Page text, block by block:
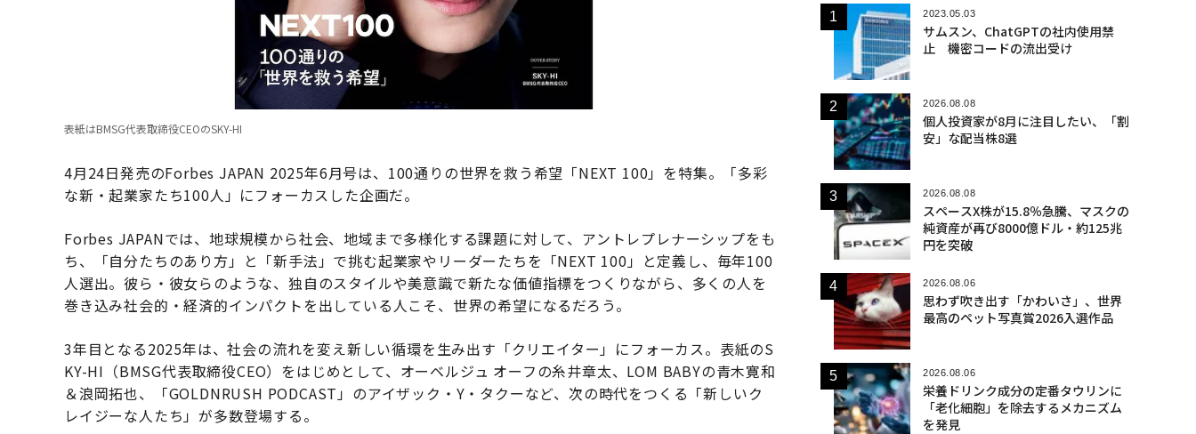
表紙はBMSG代表取締役CEOのSKY-HI
4月24日発売のForbes JAPAN 2025年6月号は、100通りの世界を救う希望「NEXT 100」を特集。「多彩
な新・起業家たち100人」にフォーカスした企画だ。
Forbes JAPANでは、地球規模から社会、地域まで多様化する課題に対して、アントレプレナーシップをも
ち、「自分たちのあり方」と「新手法」で挑む起業家やリーダーたちを「NEXT 100」と定義し、毎年100
人選出。彼ら・彼女らのような、独自のスタイルや美意識で新たな価値指標をつくりながら、多くの人を
巻き込み社会的・経済的インパクトを出している人こそ、世界の希望になるだろう。
3年目となる2025年は、社会の流れを変え新しい循環を生み出す「クリエイター」にフォーカス。表紙のS
KY-HI（BMSG代表取締役CEO）をはじめとして、オーベルジュ オーフの糸井章太、LOM BABYの青木寛和
＆浪岡拓也、「GOLDNRUSH PODCAST」のアイザック・Y・タクーなど、次の時代をつくる「新しいク
レイジーな人たち」が多数登場する。
2023.05.03
サムスン、ChatGPTの社内使用禁
止 機密コードの流出受け
2026.08.08
個人投資家が8月に注目したい、「割
安」な配当株8選
2026.08.08
スペースX株が15.8％急騰、マスクの
純資産が再び8000億ドル・約125兆
円を突破
2026.08.06
思わず吹き出す「かわいさ」、世界
最高のペット写真賞2026入選作品
2026.08.06
栄養ドリンク成分の定番タウリンに
「老化細胞」を除去するメカニズム
を発見